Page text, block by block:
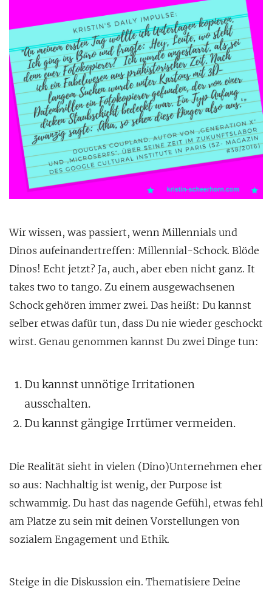
Wir wissen, was passiert, wenn Millennials und
Dinos aufeinandertreffen: Millennial-Schock. Blöde
Dinos! Echt jetzt? Ja, auch, aber eben nicht ganz. It
takes two to tango. Zu einem ausgewachsenen
Schock gehören immer zwei. Das heißt: Du kannst
selber etwas dafür tun, dass Du nie wieder geschockt
wirst. Genau genommen kannst Du zwei Dinge tun:
Du kannst unnötige Irritationen
ausschalten.
Du kannst gängige Irrtümer vermeiden.
Die Realität sieht in vielen (Dino)Unternehmen eher
so aus: Nachhaltig ist wenig, der Purpose ist
schwammig. Du hast das nagende Gefühl, etwas fehl
am Platze zu sein mit deinen Vorstellungen von
sozialem Engagement und Ethik.
Steige in die Diskussion ein. Thematisiere Deine